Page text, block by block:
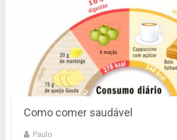
Como comer saudável
Paulo